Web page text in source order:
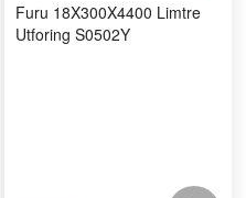
Furu 18X300X4400 Limtre
Utforing S0502Y